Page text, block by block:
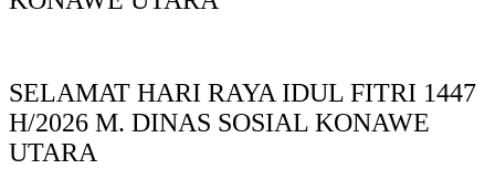
SELAMAT HARI RAYA IDUL FITRI 1447
H/2026 M. DINAS SOSIAL KONAWE
UTARA